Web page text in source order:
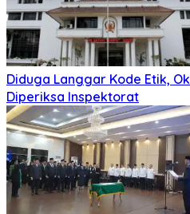
Diduga Langgar Kode Etik,
Diperiksa Inspektorat